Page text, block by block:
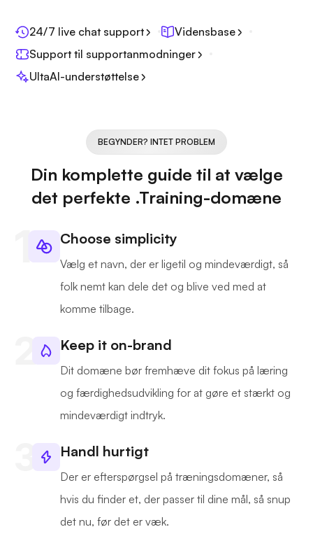
24/7 live chat support
Vidensbase
Support til supportanmodninger
UltaAI-understøttelse
BEGYNDER? INTET PROBLEM
Din komplette guide til at vælge
det perfekte .Training-domæne
Choose simplicity
Vælg et navn, der er ligetil og mindeværdigt, så
folk nemt kan dele det og blive ved med at
komme tilbage.
Keep it on-brand
Dit domæne bør fremhæve dit fokus på læring
og færdighedsudvikling for at gøre et stærkt og
mindeværdigt indtryk.
Handl hurtigt
Der er efterspørgsel på træningsdomæner, så
hvis du finder et, der passer til dine mål, så snup
det nu, før det er væk.